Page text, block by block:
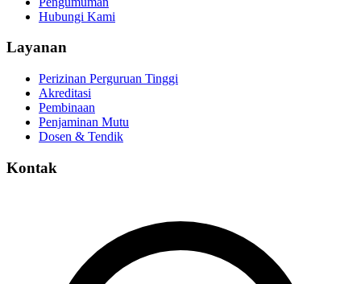
Hubungi Kami
Layanan
Perizinan Perguruan Tinggi
Akreditasi
Pembinaan
Penjaminan Mutu
Dosen & Tendik
Kontak